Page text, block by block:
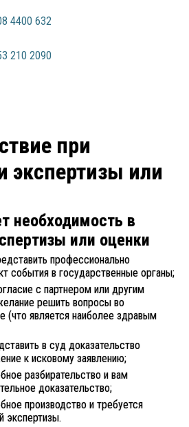
4400 632
210 2090
при
экспертизы или
необходимость в
или оценки
профессионально
события в государственные органы;
с партнером или другим
решить вопросы во
(что является наиболее здравым
в суд доказательство
к исковому заявлению;
разбирательство и вам
доказательство;
производство и требуется
экспертизы.